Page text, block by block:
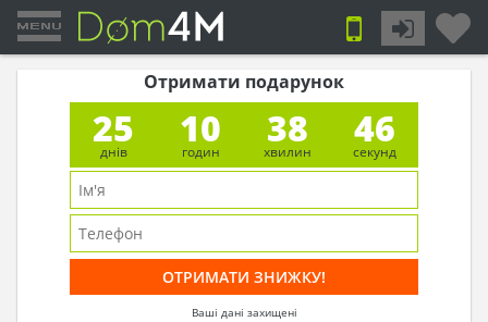
Отримати подарунок
25
днів
10
годин
38
хвилин
45
секунд
Ваші дані захищені